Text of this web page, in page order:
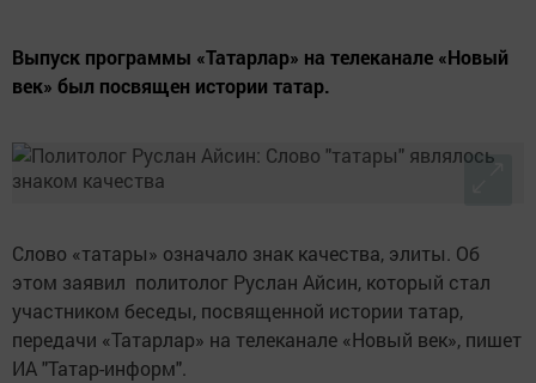
Выпуск программы «Татарлар» на телеканале «Новый
век» был посвящен истории татар.
Слово «татары» означало знак качества, элиты. Об
этом заявил политолог Руслан Айсин, который стал
участником беседы, посвященной истории татар,
передачи «Татарлар» на телеканале «Новый век», пишет
ИА "Татар-информ".